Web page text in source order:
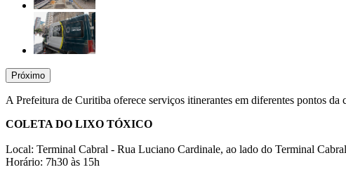
Próximo
A Prefeitura de Curitiba oferece serviços itinerantes em diferentes pontos da
COLETA DO LIXO TÓXICO
Local: Terminal Cabral - Rua Luciano Cardinale, ao lado do Terminal Cabral
Horário: 7h30 às 15h